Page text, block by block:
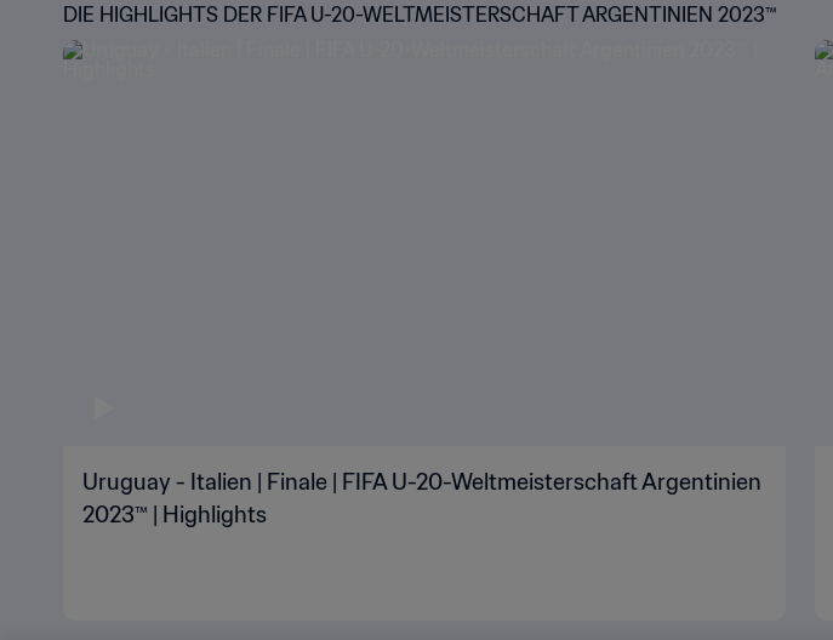
DIE HIGHLIGHTS DER FIFA U-20-WELTMEISTERSCHAFT ARGENTINIEN 2023™
Uruguay - Italien | Finale | FIFA U-20-Weltmeisterschaft Argentinien
2023™ | Highlights